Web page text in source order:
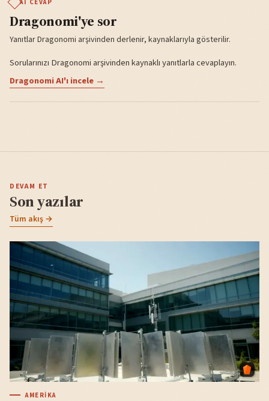
AI CEVAP
Dragonomi'ye sor
Yanıtlar Dragonomi arşivinden derlenir, kaynaklarıyla gösterilir.
Sorularınızı Dragonomi arşivinden kaynaklı yanıtlarla cevaplayın.
Dragonomi AI'ı incele →
DEVAM ET
Son yazılar
Tüm akış →
AMERIKA